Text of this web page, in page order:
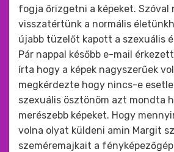
fogja őrizgetni a képeket. Szóval
visszatértünk a normális
újabb tüzelőt kapott a szexuális
Pár nappal később e-mail
írta hogy a képek nagyszerűek
megkérdezte hogy nincs-e
szexuális ösztönöm azt mondta
merészebb képeket. Hogy
volna olyat küldeni amin Margit
szeméremajkait a